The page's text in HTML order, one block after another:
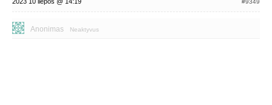
#9349
Anonimas Neaktyvus